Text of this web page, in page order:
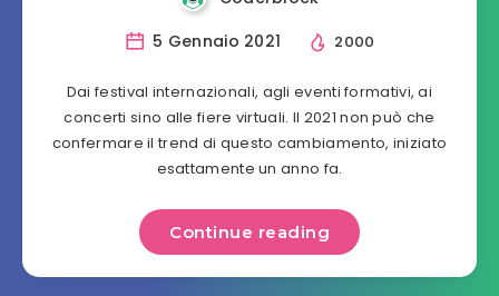
5 Gennaio 2021
2000
Dai festival internazionali, agli eventi formativi, ai
concerti sino alle fiere virtuali. Il 2021 non può che
confermare il trend di questo cambiamento, iniziato
esattamente un anno fa.
Continue reading